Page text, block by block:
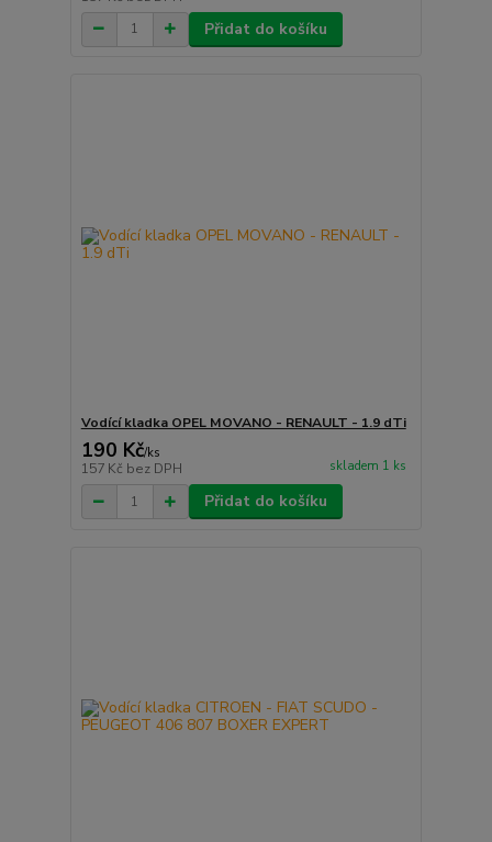
Přidat do košíku
Vodící kladka OPEL MOVANO - RENAULT - 1.9 dTi
190 Kč/ks
157 Kč bez DPH skladem 1 ks
Přidat do košíku